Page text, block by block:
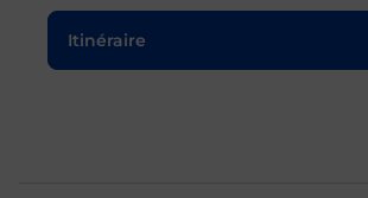
Itinéraire
Le lien s'ouvre dans un nouvel onglet